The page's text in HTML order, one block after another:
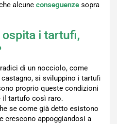
alcune conseguenze sopra
i tartufi,
di un nocciolo, come
si sviluppino i tartufi
proprio queste condizioni
il tartufo così raro.
se come già detto esistono
crescono appoggiandosi a